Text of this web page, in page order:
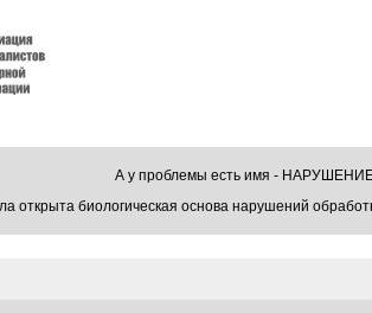
А у проблемы есть имя -
открыта биологическая основа нарушений